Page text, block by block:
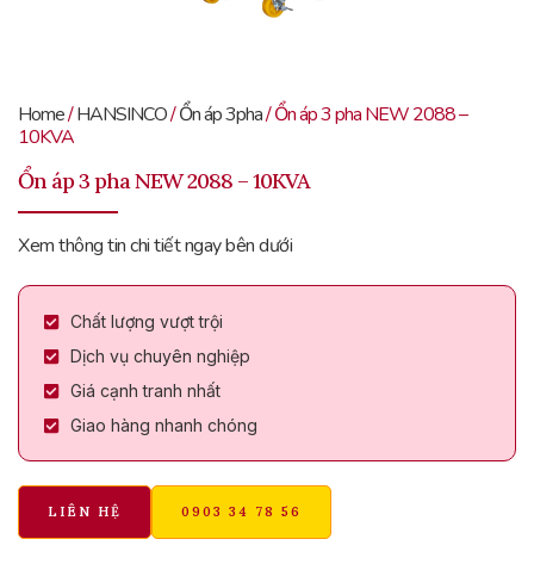
Home/HANSINCO/Ổn áp 3pha/ Ổn áp 3 pha NEW 2088 –
10KVA
Ổn áp 3 pha NEW 2088 – 10KVA
Xem thông tin chi tiết ngay bên dưới
Chất lượng vượt trội
Dịch vụ chuyên nghiệp
Giá cạnh tranh nhất
Giao hàng nhanh chóng
LIÊN HỆ 0903 34 78 56